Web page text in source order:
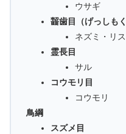
ウサギ
齧歯目（げっしもく
ネズミ・リス
霊長目
サル
コウモリ目
コウモリ
鳥綱
スズメ目